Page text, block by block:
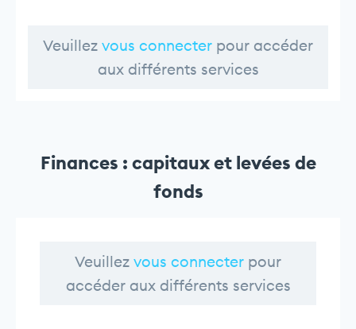
Veuillez vous connecter pour accéder
aux différents services
Finances : capitaux et levées de
fonds
Veuillez vous connecter pour
accéder aux différents services